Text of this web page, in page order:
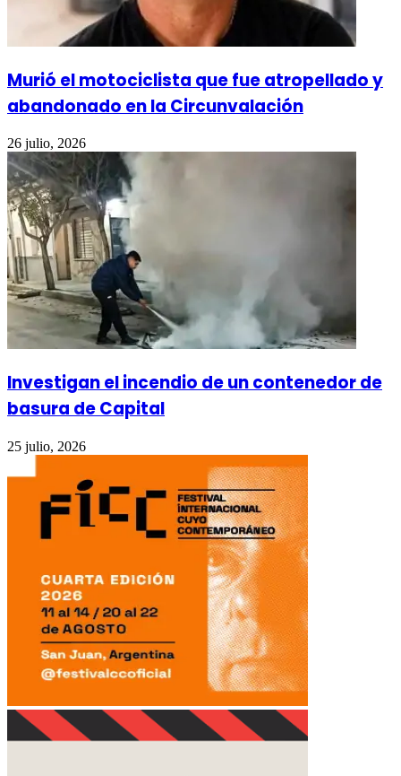
Murió el motociclista que fue atropellado y
abandonado en la Circunvalación
26 julio, 2026
Investigan el incendio de un contenedor de
basura de Capital
25 julio, 2026